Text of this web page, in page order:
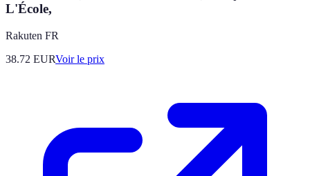
L'École,
Rakuten FR
38.72 EURVoir le prix